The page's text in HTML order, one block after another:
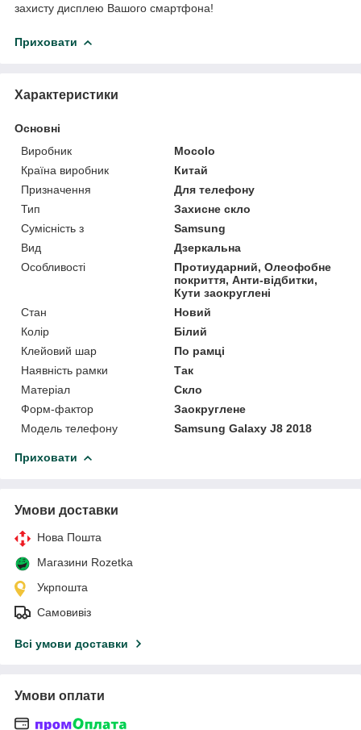
захисту дисплею Вашого смартфона!
Приховати
Характеристики
Основні
Виробник
Mocolo
Країна виробник
Китай
Призначення
Для телефону
Тип
Захисне скло
Сумісність з
Samsung
Вид
Дзеркальна
Особливості
Протиударний, Олеофобне
покриття, Анти-відбитки,
Кути заокруглені
Стан
Новий
Колір
Білий
Клейовий шар
По рамці
Наявність рамки
Так
Матеріал
Скло
Форм-фактор
Заокруглене
Модель телефону
Samsung Galaxy J8 2018
Приховати
Умови доставки
Нова Пошта
Магазини Rozetka
Укрпошта
Самовивіз
Всі умови доставки
Умови оплати